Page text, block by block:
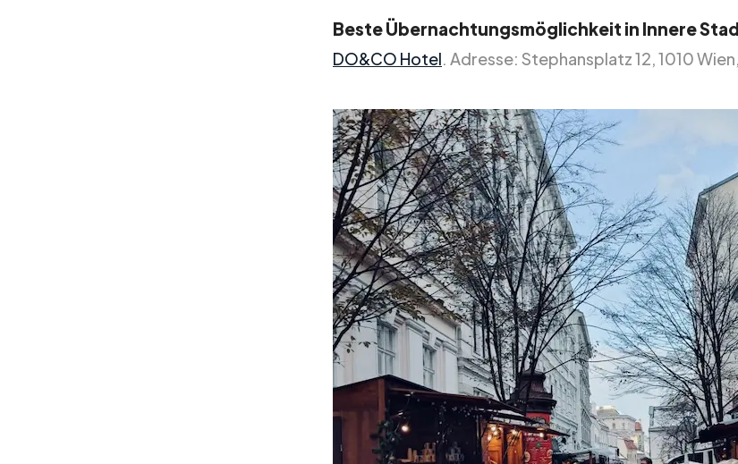
Beste Übernachtungsmöglichkeit in Innere
DO&CO Hotel. Adresse: Stephansplatz 12, 1010